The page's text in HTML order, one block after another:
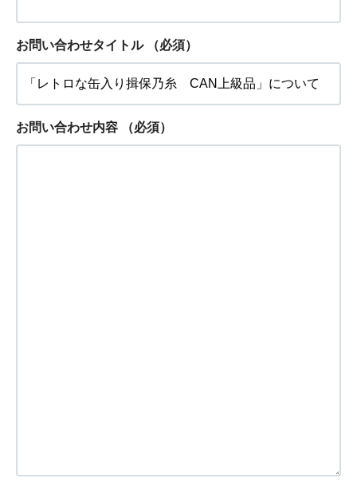
お問い合わせタイトル （必須）
お問い合わせ内容 （必須）